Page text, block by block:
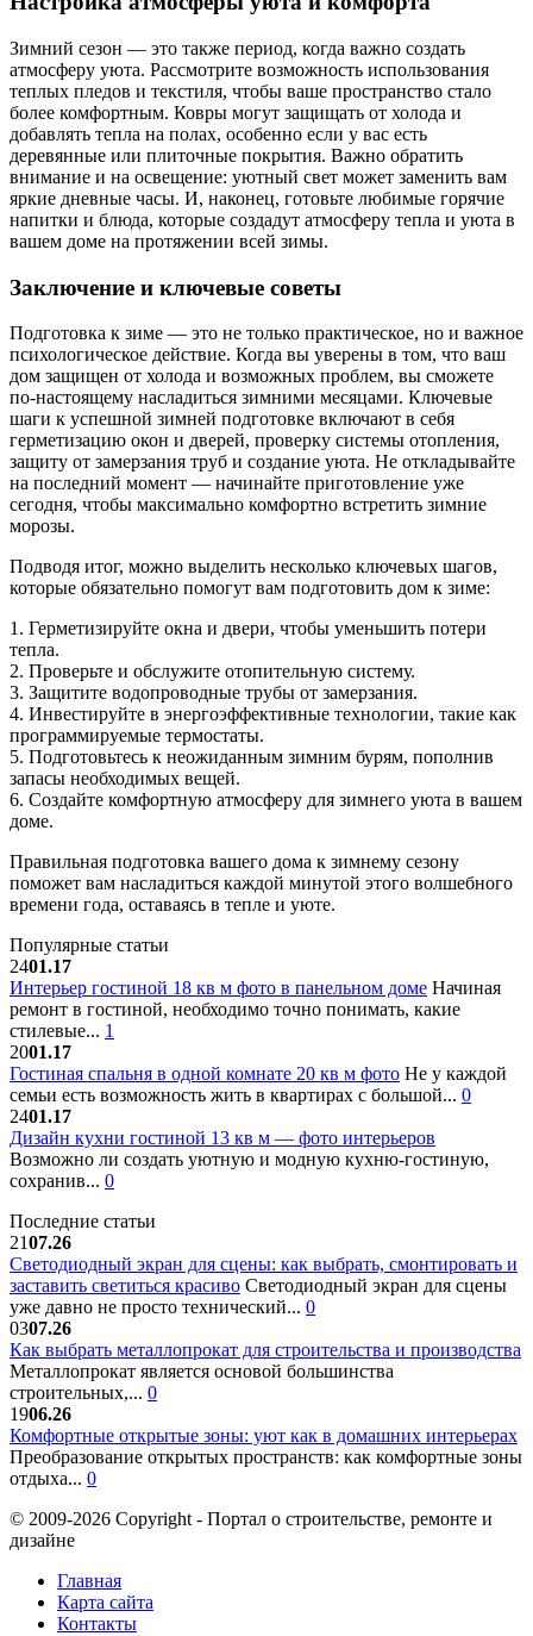
Зимний сезон — это также период, когда важно создать
атмосферу уюта. Рассмотрите возможность использования
теплых пледов и текстиля, чтобы ваше пространство стало
более комфортным. Ковры могут защищать от холода и
добавлять тепла на полах, особенно если у вас есть
деревянные или плиточные покрытия. Важно обратить
внимание и на освещение: уютный свет может заменить вам
яркие дневные часы. И, наконец, готовьте любимые горячие
напитки и блюда, которые создадут атмосферу тепла и уюта в
вашем доме на протяжении всей зимы.
Заключение и ключевые советы
Подготовка к зиме — это не только практическое, но и важное
психологическое действие. Когда вы уверены в том, что ваш
дом защищен от холода и возможных проблем, вы сможете
по-настоящему насладиться зимними месяцами. Ключевые
шаги к успешной зимней подготовке включают в себя
герметизацию окон и дверей, проверку системы отопления,
защиту от замерзания труб и создание уюта. Не откладывайте
на последний момент — начинайте приготовление уже
сегодня, чтобы максимально комфортно встретить зимние
морозы.
Подводя итог, можно выделить несколько ключевых шагов,
которые обязательно помогут вам подготовить дом к зиме:
1. Герметизируйте окна и двери, чтобы уменьшить потери
тепла.
2. Проверьте и обслужите отопительную систему.
3. Защитите водопроводные трубы от замерзания.
4. Инвестируйте в энергоэффективные технологии, такие как
программируемые термостаты.
5. Подготовьтесь к неожиданным зимним бурям, пополнив
запасы необходимых вещей.
6. Создайте комфортную атмосферу для зимнего уюта в вашем
доме.
Правильная подготовка вашего дома к зимнему сезону
поможет вам насладиться каждой минутой этого волшебного
времени года, оставаясь в тепле и уюте.
Популярные статьи
2401.17
Интерьер гостиной 18 кв м фото в панельном доме Начиная
ремонт в гостиной, необходимо точно понимать, какие
стилевые... 1
2001.17
Гостиная спальня в одной комнате 20 кв м фото Не у каждой
семьи есть возможность жить в квартирах с большой... 0
2401.17
Дизайн кухни гостиной 13 кв м — фото интерьеров
Возможно ли создать уютную и модную кухню-гостиную,
сохранив... 0
Последние статьи
2107.26
Светодиодный экран для сцены: как выбрать, смонтировать и
заставить светиться красиво Светодиодный экран для сцены
уже давно не просто технический... 0
0307.26
Как выбрать металлопрокат для строительства и производства
Металлопрокат является основой большинства
строительных,... 0
1906.26
Комфортные открытые зоны: уют как в домашних интерьерах
Преобразование открытых пространств: как комфортные зоны
отдыха... 0
© 2009-2026 Copyright - Портал о строительстве, ремонте и
дизайне
Главная
Карта сайта
Контакты